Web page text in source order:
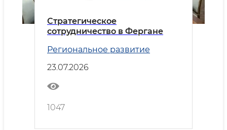
Стратегическое
сотрудничество в Фергане
Региональное развитие
23.07.2026
1047